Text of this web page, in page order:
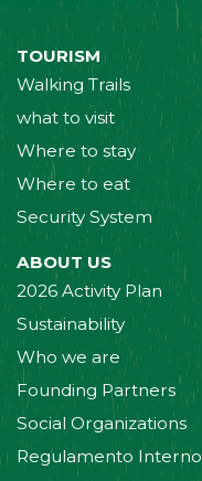
TOURISM
Walking Trails
what to visit
Where to stay
Where to eat
Security System
ABOUT US
2026 Activity Plan
Sustainability
Who we are
Founding Partners
Social Organizations
Regulamento Interno